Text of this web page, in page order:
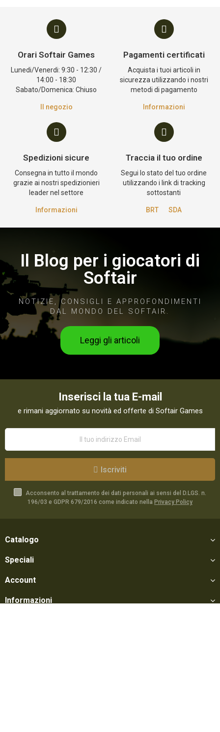
Orari Softair Games
Lunedi/Venerdi: 9:30 - 12:30 /
14:00 - 18:30
Sabato/Domenica: Chiuso
Il negozio
Pagamenti certificati
Acquista i tuoi articoli in
sicurezza utilizzando i nostri
metodi di pagamento
Informazioni
Spedizioni sicure
Consegna in tutto il mondo
grazie ai nostri spedizionieri
leader nel settore
Informazioni
Traccia il tuo ordine
Segui lo stato del tuo ordine
utilizzando i link di tracking
sottostanti
BRT SDA
Il Blog per i giocatori di
Softair
NOTIZIE, CONSIGLI E APPROFONDIMENTI
DAL MONDO DEL SOFTAIR.
Leggi gli articoli
Inserisci la tua E-mail
e rimani aggiornato su novità ed offerte di Softair Games
Iscriviti
Acconsento al trattamento dei dati personali ai sensi del D.LGS. n.
196/03 e GDPR 679/2016 come indicato nella Privacy Policy
Catalogo
Speciali
Account
Informazioni